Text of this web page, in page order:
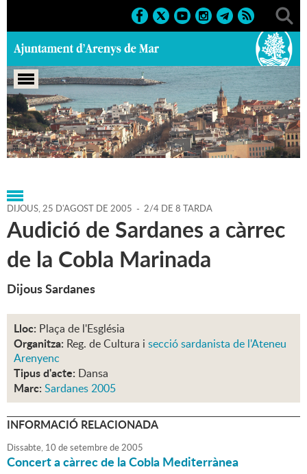
Portada > Agenda > 25-08-
2005 > Marcs > Culturals > 2005 > Sardanes 2005
DIJOUS,25 D'AGOST DE 2005 - 2/4 DE 8 TARDA
Audició de Sardanes a càrrec
de la Cobla Marinada
Dijous Sardanes
Lloc: Plaça de l'Església
Organitza: Reg. de Cultura i secció sardanista de l'Ateneu
Arenyenc
Tipus d'acte: Dansa
Marc: Sardanes 2005
INFORMACIÓ RELACIONADA
Dissabte, 10 desetembrede2005
Concert a càrrec de la Cobla Mediterrànea